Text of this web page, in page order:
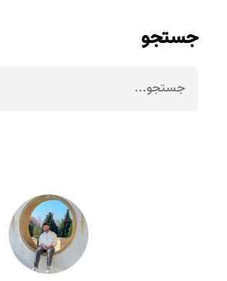
جستجو